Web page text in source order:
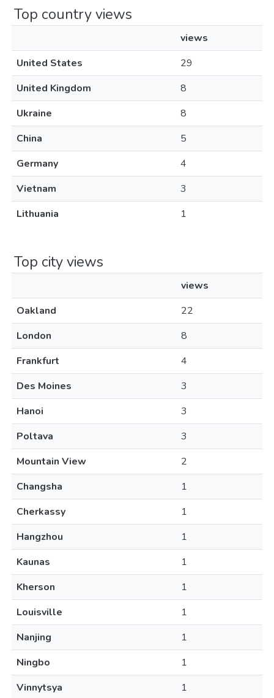
Top country views
views
United States
29
United Kingdom
8
Ukraine
8
China
5
Germany
4
Vietnam
3
Lithuania
1
Top city views
views
Oakland
22
London
8
Frankfurt
4
Des Moines
3
Hanoi
3
Poltava
3
Mountain View
2
Changsha
1
Cherkassy
1
Hangzhou
1
Kaunas
1
Kherson
1
Louisville
1
Nanjing
1
Ningbo
1
Vinnytsya
1